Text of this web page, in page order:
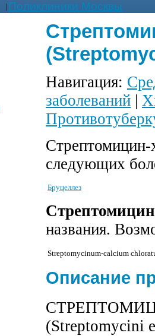
| Поликлиники Москвы
Навигация:
заболеваний |
Стрептомицин-
следующих
Бруцеллез
названия.
Streptomycinum-calcium
Описание
(Streptomycini